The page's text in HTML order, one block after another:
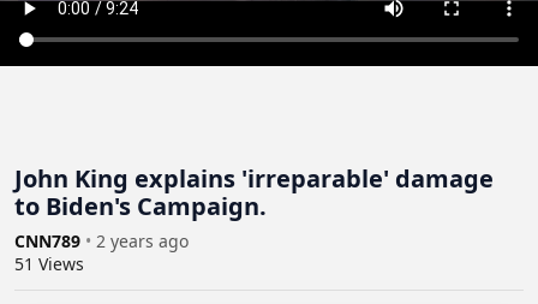
John King explains 'irreparable' damage
to Biden's Campaign.
CNN789 • 2 years ago
51 Views